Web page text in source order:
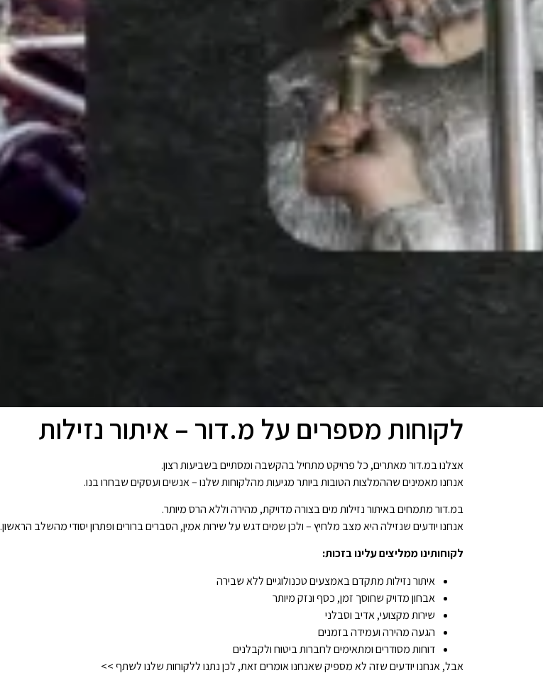
לקוחות מספרים על מ.דור – איתור נזילות
אצלנו במ.דור מאתרים, כל פרויקט מתחיל בהקשבה ומסתיים בשביעות רצון.
אנחנו מאמינים שההמלצות הטובות ביותר מגיעות מהלקוחות שלנו – אנשים ועסקים שבחרו בנו.
במ.דור מתמחים באיתור נזילות מים בצורה מדויקת, מהירה וללא הרס מיותר.
אנחנו יודעים שנזילה היא מצב מלחיץ – ולכן שמים דגש על שירות אמין, הסברים ברורים ופתרון יסודי מהשלב הראשון.
לקוחותינו ממליצים עלינו בזכות:
איתור נזילות מתקדם באמצעים טכנולוגיים ללא שבירה
אבחון מדויק שחוסך זמן, כסף ונזק מיותר
שירות מקצועי, אדיב וסבלני
הגעה מהירה ועמידה בזמנים
דוחות מסודרים ומתאימים לחברות ביטוח ולקבלנים
אבל, אנחנו יודעים שזה לא מספיק שאנחנו אומרים זאת, לכן נתנו ללקוחות שלנו לשתף >>